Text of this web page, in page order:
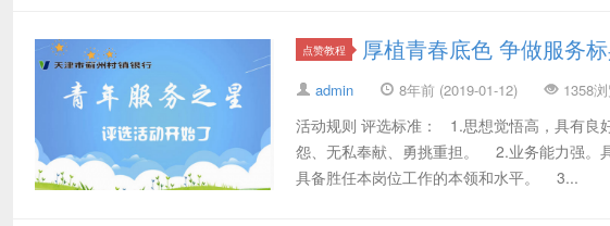
点赞教程 厚植青春底色 争做服务
admin 8年前 (2019-01-12) 1358
活动规则 评选标准： 1.思想觉悟高，具有良
怨、无私奉献、勇挑重担。 2.业务能力强。
具备胜任本岗位工作的本领和水平。 3...